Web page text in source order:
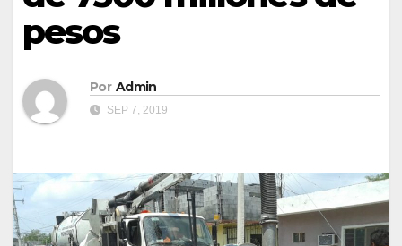
pesos
Por Admin
SEP 7, 2019